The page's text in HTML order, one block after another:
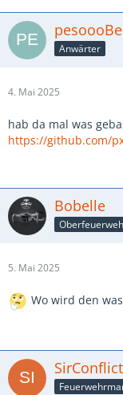
Anwärter
4. Mai 2025
hab da mal was
https://github.com/
Bobelle
5. Mai 2025
Wo wird den
SirConflict